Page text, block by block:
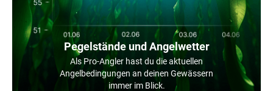
Pegelstände und Angelwetter
Als Pro-Angler hast du die aktuellen
Angelbedingungen an deinen Gewässern
immer im Blick.